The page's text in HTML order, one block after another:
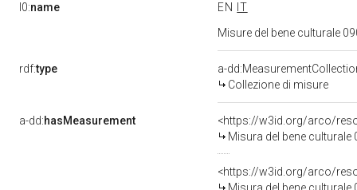
l0:name EN
IT
Misure del bene culturale
rdf:type
a-
Collezione di misure
a-dd:hasMeasurement
<https://w3id.org/arco/
Misura del bene culturale
<https://w3id.org/arco/